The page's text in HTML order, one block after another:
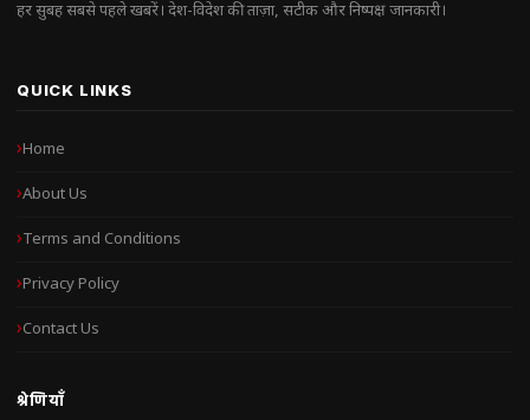
हर सुबह सबसे पहले खबरें। देश-विदेश की ताज़ा, सटीक और निष्पक्ष जानकारी।
QUICK LINKS
Home
About Us
Terms and Conditions
Privacy Policy
Contact Us
श्रेणियाँ